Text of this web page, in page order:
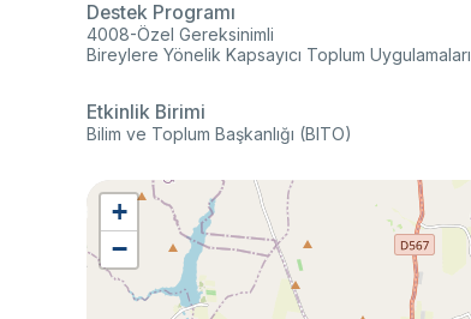
Destek Programı
4008-Özel Gereksinimli
Bireylere Yönelik Kapsayıcı Toplum Uygulamaları
Etkinlik Birimi
Bilim ve Toplum Başkanlığı (BITO)
+
−